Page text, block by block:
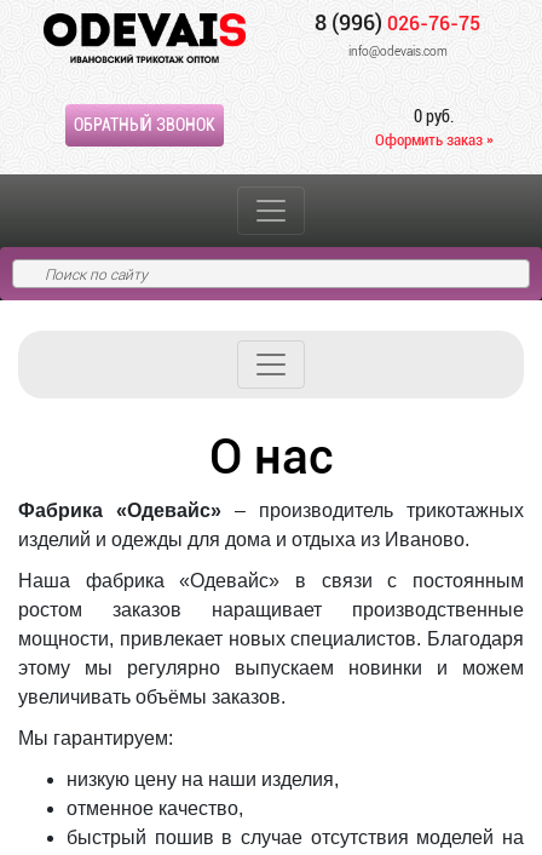
8 (996) 026-76-75
info@odevais.com
ОБРАТНЫЙ ЗВОНОК 0 руб.
Оформить заказ »
О нас
Фабрика «Одевайс» – производитель трикотажных
изделий и одежды для дома и отдыха из Иваново.
Наша фабрика «Одевайс» в связи с постоянным
ростом заказов наращивает производственные
мощности, привлекает новых специалистов. Благодаря
этому мы регулярно выпускаем новинки и можем
увеличивать объёмы заказов.
Мы гарантируем:
низкую цену на наши изделия,
отменное качество,
быстрый пошив в случае отсутствия моделей на